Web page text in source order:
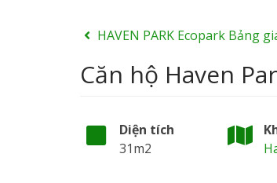
HAVEN PARK Ecopark Bảng
Căn hộ Haven
Diện tích
31m2